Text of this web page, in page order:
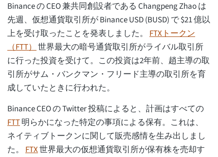
Binance の CEO 兼共同創設者である Changpeng Zhao は
先週、仮想通貨取引所が Binance USD (BUSD) で $21 億以
上を受け取ったことを発表しました。 FTXトークン
（FTT）世界最大の暗号通貨取引所がライバル取引所
に行った投資を受けて。この投資は2年前、趙主導の取
引所がサム・バンクマン・フリード主導の取引所を育
成していたときに行われた。
Binance CEO の Twitter 投稿によると、計画はすべての
FTT明らかになった特定の事項による保有。これは、
ネイティブトークンに関して販売感情を生み出しまし
た。 FTX世界最大の仮想通貨取引所が保有株を売却す